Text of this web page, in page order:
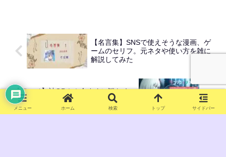
【名言集】SNSで使えそうな漫画、ゲ
ームのセリフ。元ネタや使い方を雑に
解説してみた
【アニメ】神OP！！今すぐに観たく
なる独断好きなアニメOP３選
メニュー ホーム 検索 トップ サイドバー